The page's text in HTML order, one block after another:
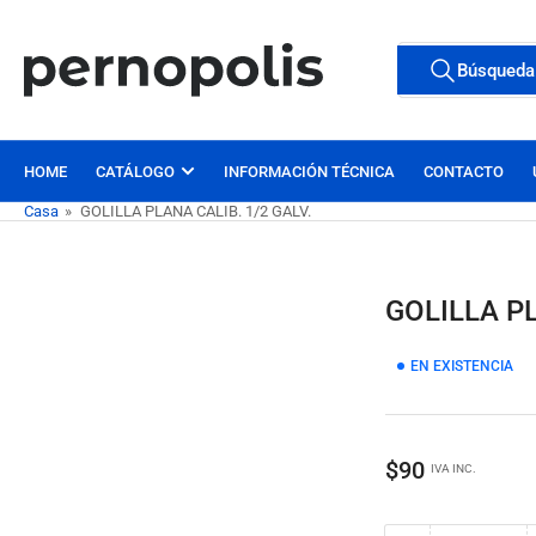
contenido
Todas las
Buscar
productosBúsqueda
HOME CATÁLOGO INFORMACIÓN TÉCNICA CONTACTO
Casa » GOLILLA PLANA CALIB. 1/2 GALV.
GOLILLA
EN EXISTENCIA
Precio
$90 IVA INC.